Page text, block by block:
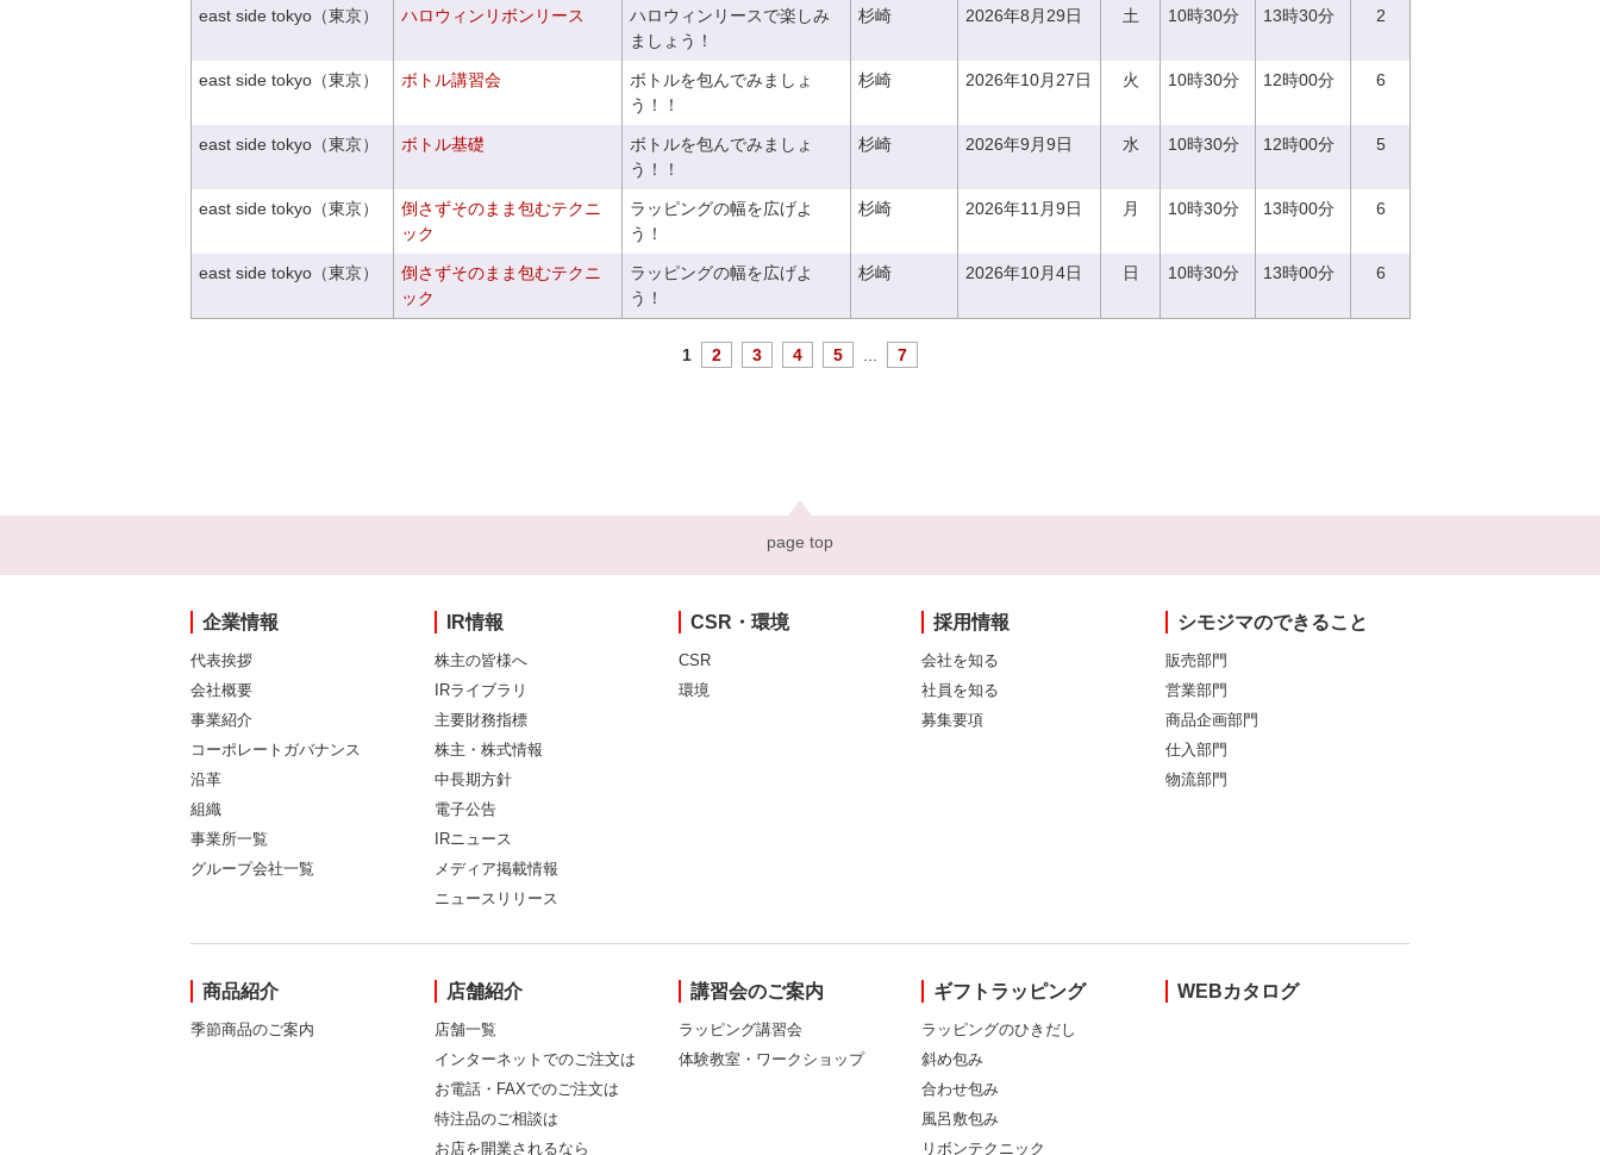
east side tokyo（東京） ハロウィンリボンリース
ハロウィンリースで楽しみ
ましょう！
杉崎 2026年8月29日 土 10時30分 13時30分 2
east side tokyo（東京） ボトル講習会
ボトルを包んでみましょ
う！！
杉崎 2026年10月27日 火 10時30分 12時00分 6
east side tokyo（東京） ボトル基礎
ボトルを包んでみましょ
う！！
杉崎 2026年9月9日 水 10時30分 12時00分 5
east side tokyo（東京）
倒さずそのまま包むテクニ
ック
ラッピングの幅を広げよ
う！
杉崎 2026年11月9日 月 10時30分 13時00分 6
east side tokyo（東京）
倒さずそのまま包むテクニ
ック
ラッピングの幅を広げよ
う！
杉崎 2026年10月4日 日 10時30分 13時00分 6
1 2 3 4 5 7
page top
企業情報
代表挨拶
会社概要
事業紹介
コーポレートガバナンス
沿革
組織
事業所一覧
グループ会社一覧
IR情報
株主の皆様へ
IRライブラリ
主要財務指標
株主・株式情報
中長期方針
電子公告
IRニュース
メディア掲載情報
ニュースリリース
CSR・環境
CSR
環境
採用情報
会社を知る
社員を知る
募集要項
シモジマのできること
販売部門
営業部門
商品企画部門
仕入部門
物流部門
商品紹介
季節商品のご案内
店舗紹介
店舗一覧
インターネットでのご注文は
お電話・FAXでのご注文は
特注品のご相談は
お店を開業されるなら
講習会のご案内
ラッピング講習会
体験教室・ワークショップ
ギフトラッピング
ラッピングのひきだし
斜め包み
合わせ包み
風呂敷包み
リボンテクニック
WEBカタログ